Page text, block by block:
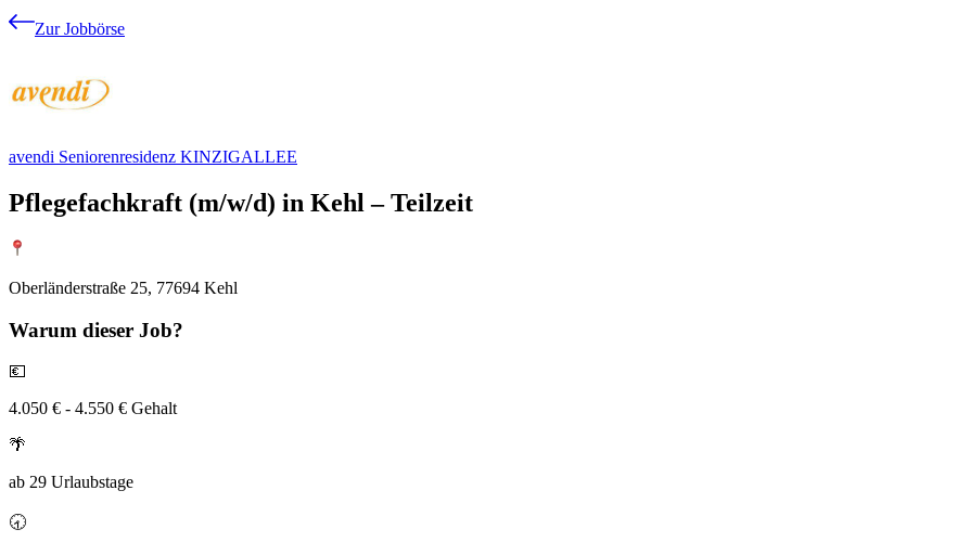
Zur Jobbörse
avendi Seniorenresidenz KINZIGALLEE
Pflegefachkraft (m/w/d) in Kehl – Teilzeit
Oberländerstraße 25, 77694 Kehl
Warum dieser Job?
💶
4.050 € - 4.550 € Gehalt
🌴
ab 29 Urlaubstage
🕣